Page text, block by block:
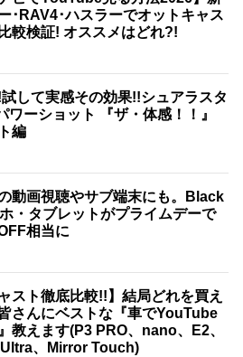
･RAV4･ハスラーでオットキャス
較検証! オススメはどれ?!
して実感その効果!!シュアラスタ
ーショット 『ザ・体感！！』
編
動画視聴やサブ端末にも。Black
・タブレットがプライムデーで
相当に
スト徹底比較!!】結局どれを買え
さんにベストな『車でYouTube
教えます(P3 PRO、nano、E2、
、Mirror Touch)